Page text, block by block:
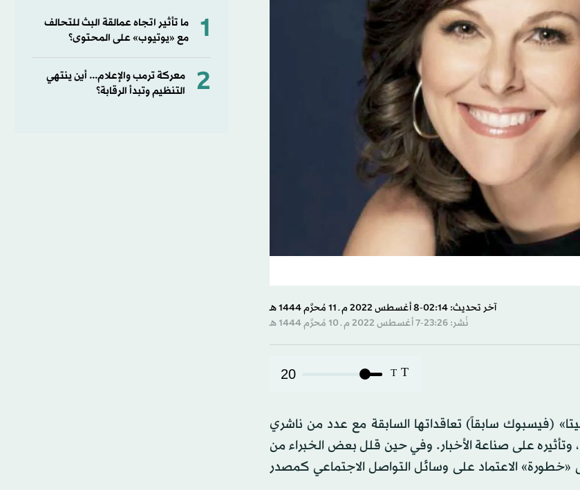
آخر تحديث: 02:14-8 أغسطس 2022 م ـ 11 مُحرَّم 1444 هـ
نُشر: 23:26-7 أغسطس 2022 م ـ 10 مُحرَّم 1444 هـ
T
T
20
(فيسبوك سابقاً) تعاقداتها السابقة مع عدد من ناشري
وتأثيره على صناعة الأخبار. وفي حين قلل بعض الخبراء من
«خطورة» الاعتماد على وسائل التواصل الاجتماعي كمصدر
1
ما تأثير اتجاه عمالقة البث للتحالف
مع «يوتيوب» على المحتوى؟
2
معركة ترمب والإعلام... أين ينتهي
التنظيم وتبدأ الرقابة؟